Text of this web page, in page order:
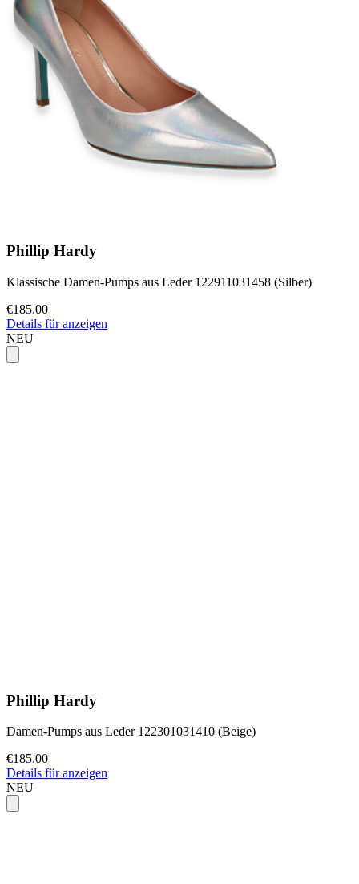
Phillip Hardy
Klassische Damen-Pumps aus Leder 122911031458 (Silber)
€185.00
Details für anzeigen
NEU
Phillip Hardy
Damen-Pumps aus Leder 122301031410 (Beige)
€185.00
Details für anzeigen
NEU